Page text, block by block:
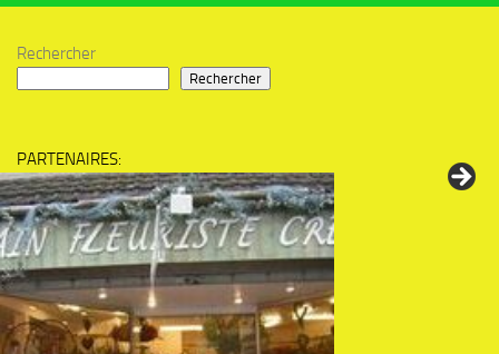
Rechercher
Rechercher
PARTENAIRES: